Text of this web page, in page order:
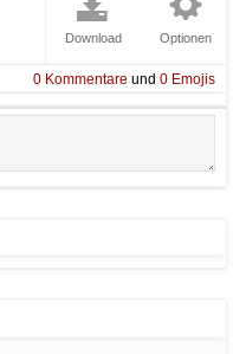
Download
Optionen
0 Kommentare und 0 Emojis